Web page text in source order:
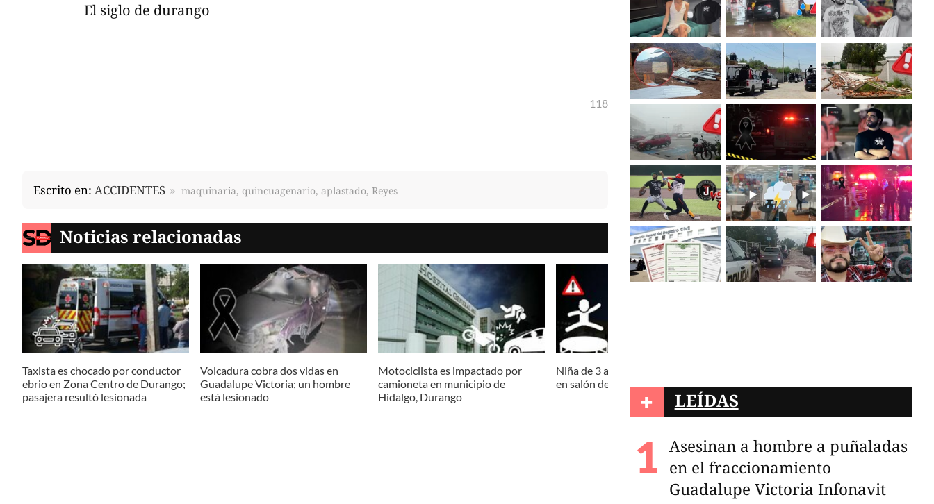
El siglo de durango
118
Escrito en: ACCIDENTES maquinaria, quincuagenario, aplastado, Reyes
Noticias relacionadas
Taxista es chocado por conductor
ebrio en Zona Centro de Durango;
pasajera resultó lesionada
Volcadura cobra dos vidas en
Guadalupe Victoria; un hombre
está lesionado
Motociclista es impactado por
camioneta en municipio de
Hidalgo, Durango
Niña de 3 años cae de un trampolín
en salón de eventos de La Ferrería
+ LEÍDAS
Asesinan a hombre a puñaladas
en el fraccionamiento
Guadalupe Victoria Infonavit